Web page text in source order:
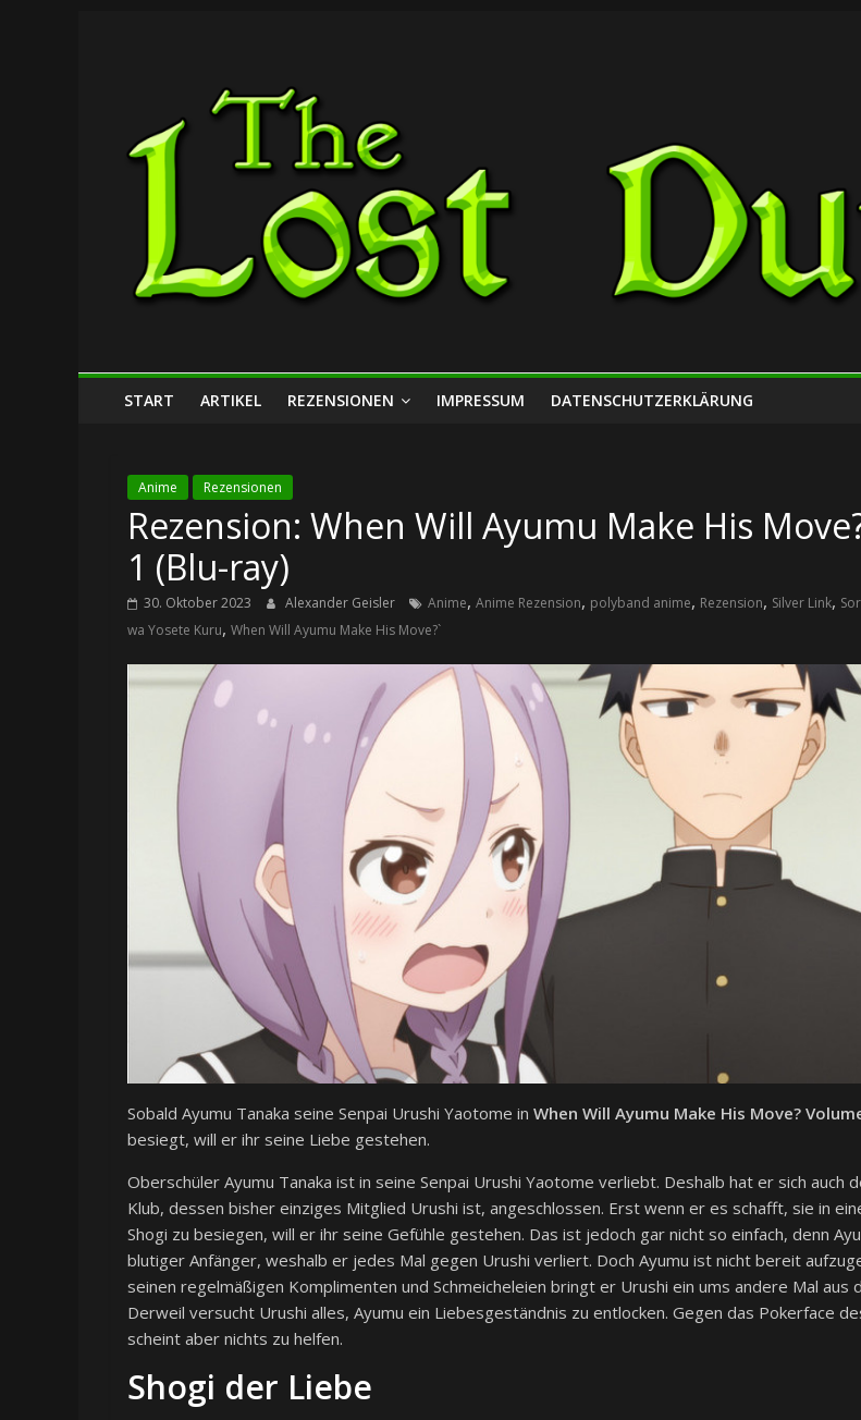
Lost
Dungeon
START ARTIKEL REZENSIONEN IMPRESSUM DATENSCHUTZERKLÄRUNG
Anime Rezensionen
Rezension: When Will Ayumu Make His
1 (Blu-ray)
30. Oktober 2023 Alexander Geisler Anime, Anime Rezension, polyband anime, Rezension, Silver Link,
wa Yosete Kuru, When Will Ayumu Make His Move?`
Sobald Ayumu Tanaka seine Senpai Urushi Yaotome in When Will Ayumu Make His Move?
besiegt, will er ihr seine Liebe gestehen.
Oberschüler Ayumu Tanaka ist in seine Senpai Urushi Yaotome verliebt. Deshalb hat er sich auch
Klub, dessen bisher einziges Mitglied Urushi ist, angeschlossen. Erst wenn er es schafft, sie in
Shogi zu besiegen, will er ihr seine Gefühle gestehen. Das ist jedoch gar nicht so einfach, denn
blutiger Anfänger, weshalb er jedes Mal gegen Urushi verliert. Doch Ayumu ist nicht bereit
seinen regelmäßigen Komplimenten und Schmeicheleien bringt er Urushi ein ums andere Mal aus
Derweil versucht Urushi alles, Ayumu ein Liebesgeständnis zu entlocken. Gegen das Pokerface
scheint aber nichts zu helfen.
Shogi der Liebe